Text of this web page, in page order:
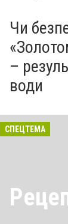
Чи
–
води
СПЕЦТЕМА